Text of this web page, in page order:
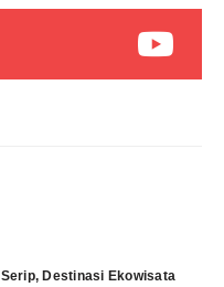
Destinasi Ekowisata